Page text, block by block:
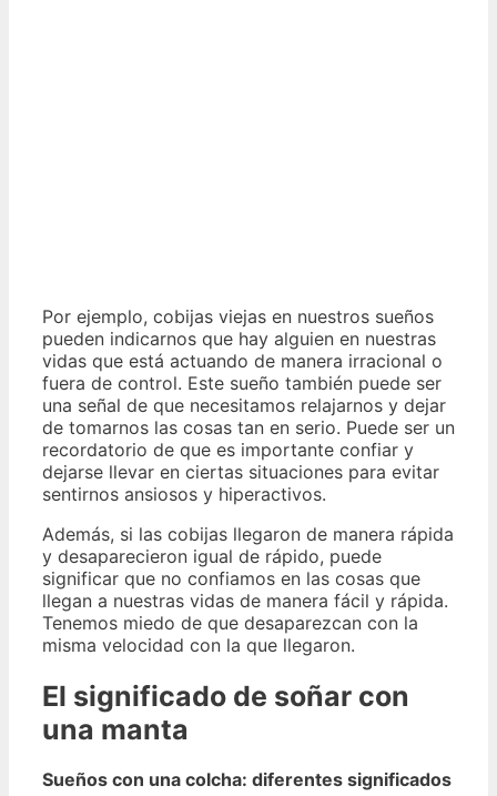
Por ejemplo, cobijas viejas en nuestros sueños
pueden indicarnos que hay alguien en nuestras
vidas que está actuando de manera irracional o
fuera de control. Este sueño también puede ser
una señal de que necesitamos relajarnos y dejar
de tomarnos las cosas tan en serio. Puede ser un
recordatorio de que es importante confiar y
dejarse llevar en ciertas situaciones para evitar
sentirnos ansiosos y hiperactivos.
Además, si las cobijas llegaron de manera rápida
y desaparecieron igual de rápido, puede
significar que no confiamos en las cosas que
llegan a nuestras vidas de manera fácil y rápida.
Tenemos miedo de que desaparezcan con la
misma velocidad con la que llegaron.
El significado de soñar con
una manta
Sueños con una colcha: diferentes significados